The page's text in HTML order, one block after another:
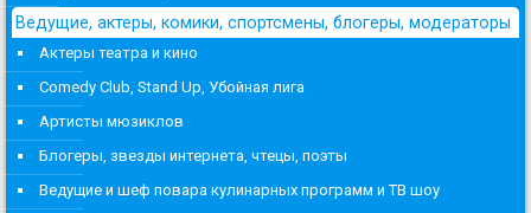
Ведущие, актеры, комики, спортсмены, блогеры, модераторы
Актеры театра и кино
Comedy Club, Stand Up, Убойная лига
Артисты мюзиклов
Блогеры, звезды интернета, чтецы, поэты
Ведущие и шеф повара кулинарных программ и ТВ шоу